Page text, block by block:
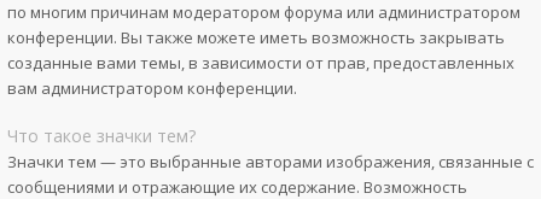
по многим причинам модератором форума или администратором
конференции. Вы также можете иметь возможность закрывать
созданные вами темы, в зависимости от прав, предоставленных
вам администратором конференции.
Что такое значки тем?
Значки тем — это выбранные авторами изображения, связанные с
сообщениями и отражающие их содержание. Возможность